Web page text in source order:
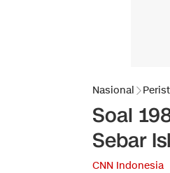
Nasional
Soal
Sebar
CNN Indonesia